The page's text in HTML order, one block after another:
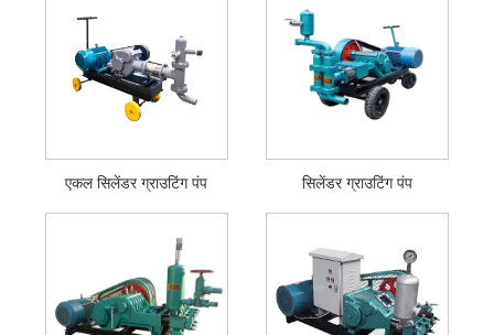
एकल सिलेंडर ग्राउटिंग पंप सिलेंडर ग्राउटिंग पंप